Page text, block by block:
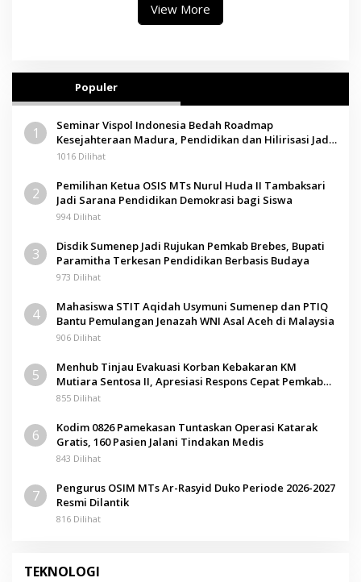
View More
Populer
1
Seminar Vispol Indonesia Bedah Roadmap
Kesejahteraan Madura, Pendidikan dan Hilirisasi Jadi
Kunci
1016 Dilihat
2
Pemilihan Ketua OSIS MTs Nurul Huda II Tambaksari
Jadi Sarana Pendidikan Demokrasi bagi Siswa
994 Dilihat
3
Disdik Sumenep Jadi Rujukan Pemkab Brebes, Bupati
Paramitha Terkesan Pendidikan Berbasis Budaya
973 Dilihat
4
Mahasiswa STIT Aqidah Usymuni Sumenep dan PTIQ
Bantu Pemulangan Jenazah WNI Asal Aceh di Malaysia
906 Dilihat
5
Menhub Tinjau Evakuasi Korban Kebakaran KM
Mutiara Sentosa II, Apresiasi Respons Cepat Pemkab
Sumenep
855 Dilihat
6
Kodim 0826 Pamekasan Tuntaskan Operasi Katarak
Gratis, 160 Pasien Jalani Tindakan Medis
843 Dilihat
7
Pengurus OSIM MTs Ar-Rasyid Duko Periode 2026-2027
Resmi Dilantik
816 Dilihat
TEKNOLOGI